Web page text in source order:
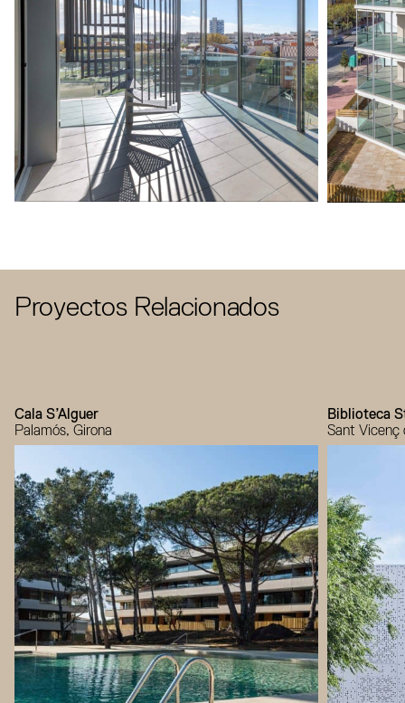
Proyectos Relacionados
Cala S’Alguer
Palamós, Girona
Biblioteca
Sant Vicenç